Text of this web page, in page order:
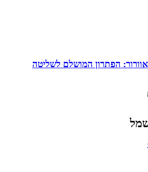
הפתרון המושלם לשליטה